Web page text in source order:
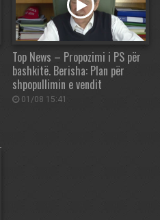
Top News – Propozimi i PS për
bashkitë. Berisha: Plan për
shpopullimin e vendit
01/08 15:41